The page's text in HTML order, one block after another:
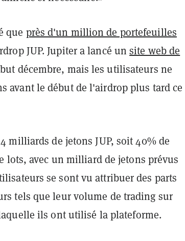
que près d'un million de portefeuilles
JUP. Jupiter a lancé unsite web de
décembre, mais les utilisateurs ne
avant le début de l'airdrop plus tard ce
milliards de jetons JUP, soit 40% de
lots, avec un milliard de jetons prévus
se sont vu attribuer des parts
tels que leur volume de trading sur
ils ont utilisé la plateforme.